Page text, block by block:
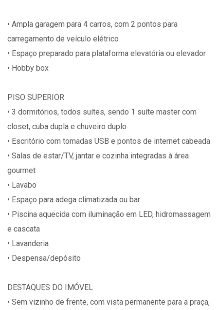
• Ampla garagem para 4 carros, com 2 pontos para
carregamento de veículo elétrico
• Espaço preparado para plataforma elevatória ou elevador
• Hobby box
PISO SUPERIOR
• 3 dormitórios, todos suítes, sendo 1 suíte master com
closet, cuba dupla e chuveiro duplo
• Escritório com tomadas USB e pontos de internet cabeada
• Salas de estar/TV, jantar e cozinha integradas à área
gourmet
• Lavabo
• Espaço para adega climatizada ou bar
• Piscina aquecida com iluminação em LED, hidromassagem
e cascata
• Lavanderia
• Despensa/depósito
DESTAQUES DO IMÓVEL
• Sem vizinho de frente, com vista permanente para a praça,